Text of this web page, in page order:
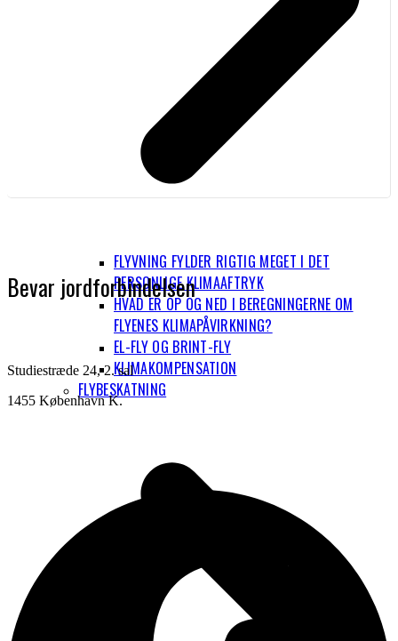
FLYVNING FYLDER RIGTIG MEGET I DET
PERSONLIGE KLIMAAFTRYK
HVAD ER OP OG NED I BEREGNINGERNE OM
FLYENES KLIMAPÅVIRKNING?
EL-FLY OG BRINT-FLY
KLIMAKOMPENSATION
FLYBESKATNING
Bevar jordforbindelsen
Studiestræde 24, 2. sal
1455 København K.